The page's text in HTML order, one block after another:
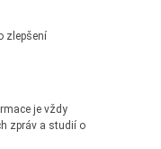
zlepšení
je vždy
zpráv a studií o